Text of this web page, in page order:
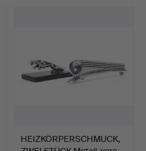
HEIZKÖRPERSCHMUCK,